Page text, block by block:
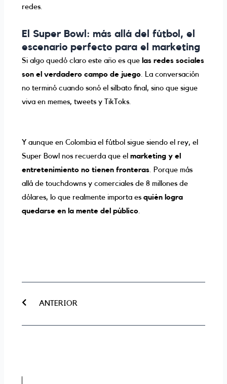
redes.
El Super Bowl: más allá del fútbol, el
escenario perfecto para el marketing
Si algo quedó claro este año es que las redes sociales
son el verdadero campo de juego. La conversación
no terminó cuando sonó el silbato final, sino que sigue
viva en memes, tweets y TikToks.
Y aunque en Colombia el fútbol sigue siendo el rey, el
Super Bowl nos recuerda que el marketing y el
entretenimiento no tienen fronteras . Porque más
allá de touchdowns y comerciales de 8 millones de
dólares, lo que realmente importa es quién logra
quedarse en la mente del público.
ANTERIOR